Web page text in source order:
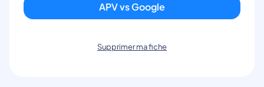
APV vs Google
Supprimer ma fiche